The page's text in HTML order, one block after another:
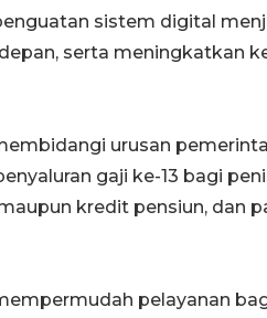
sistem digital
serta meningkatkan
urusan
gaji ke-13 bagi
kredit pensiun, dan
pelayanan